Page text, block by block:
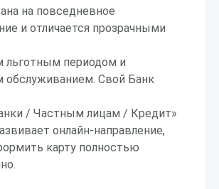
на повседневное
и отличается прозрачными
льготным периодом и
обслуживанием. Свой Банк
/ Частным лицам / Кредит»
онлайн-направление,
карту полностью